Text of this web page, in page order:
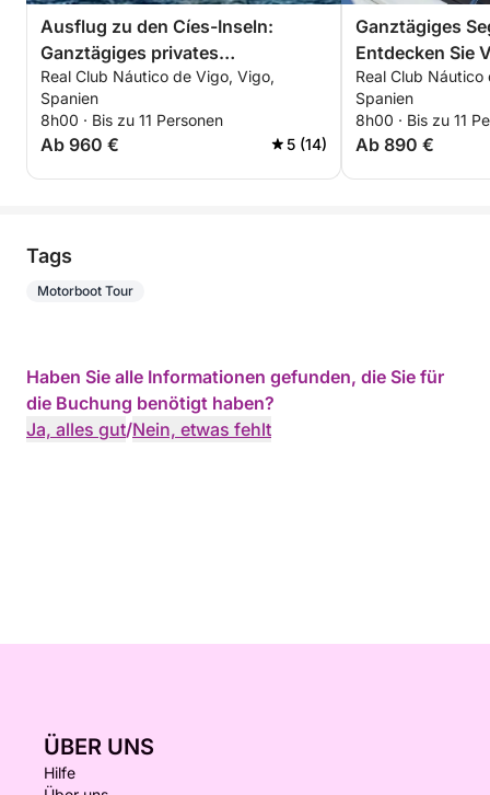
Ausflug zu den Cíes-Inseln:
Ganztägiges privates
Bootserlebnis
Real Club Náutico de Vigo, Vigo,
Spanien
8h00 · Bis zu 11 Personen
Ab 960 € 5 (14)
Ganztägiges
Entdecken Sie
Real Club
Spanien
8h00 · Bis zu 11
Ab 890 €
Tags
Motorboot Tour
Haben Sie alle Informationen gefunden, die Sie für
die Buchung benötigt haben?
Ja, alles gut/Nein, etwas fehlt
ÜBER UNS
Hilfe